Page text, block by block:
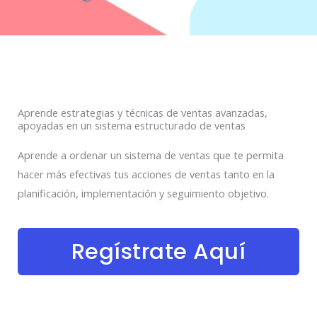
Aprende estrategias y técnicas de ventas avanzadas,
apoyadas en un sistema estructurado de ventas
Aprende a ordenar un sistema de ventas que te permita
hacer más efectivas tus acciones de ventas tanto en la
planificación, implementación y seguimiento objetivo.
Regístrate Aquí